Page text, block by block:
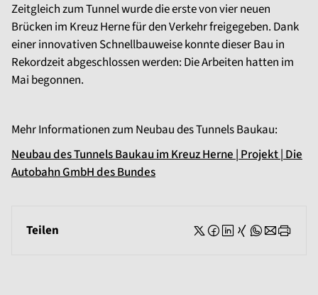
Zeitgleich zum Tunnel wurde die erste von vier neuen
Brücken im Kreuz Herne für den Verkehr freigegeben. Dank
einer innovativen Schnellbauweise konnte dieser Bau in
Rekordzeit abgeschlossen werden: Die Arbeiten hatten im
Mai begonnen.
Mehr Informationen zum Neubau des Tunnels Baukau:
Neubau des Tunnels Baukau im Kreuz Herne | Projekt | Die
Autobahn GmbH des Bundes
Teilen